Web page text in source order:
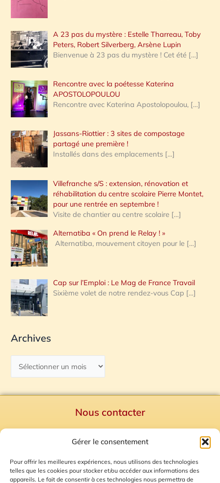
Gérer le consentement
Pour offrir les meilleures expériences, nous utilisons des technologies
telles que les cookies pour stocker et/ou accéder aux informations des
appareils. Le fait de consentir à ces technologies nous permettra de
A 23 pas du mystère : Estelle Tharreau, Toby
Peters, Robert Silverberg, Arsène Lupin
Bienvenue à 23 pas du mystère ! Cet été […]
Rencontre avec la poétesse Katerina
APOSTOLOPOULOU
Rencontre avec Katerina Apostolopoulou, […]
Jassans-Riottier : 3 sites de compostage
partagé une première !
Installés dans des emplacements […]
Villefranche s/S : extension, rénovation et
réhabilitation du centre scolaire Pierre Montet,
pour une rentrée en septembre !
Visite de chantier au centre scolaire […]
Alternatiba « On prend le Relay ! »
Alternatiba, mouvement citoyen pour le […]
Cap sur l’Emploi : Le Mag de France Travail
Sixième volet de notre rendez-vous Cap […]
Archives
Nous contacter
Mentions Légales
Plan du site
Gestion des Cookies